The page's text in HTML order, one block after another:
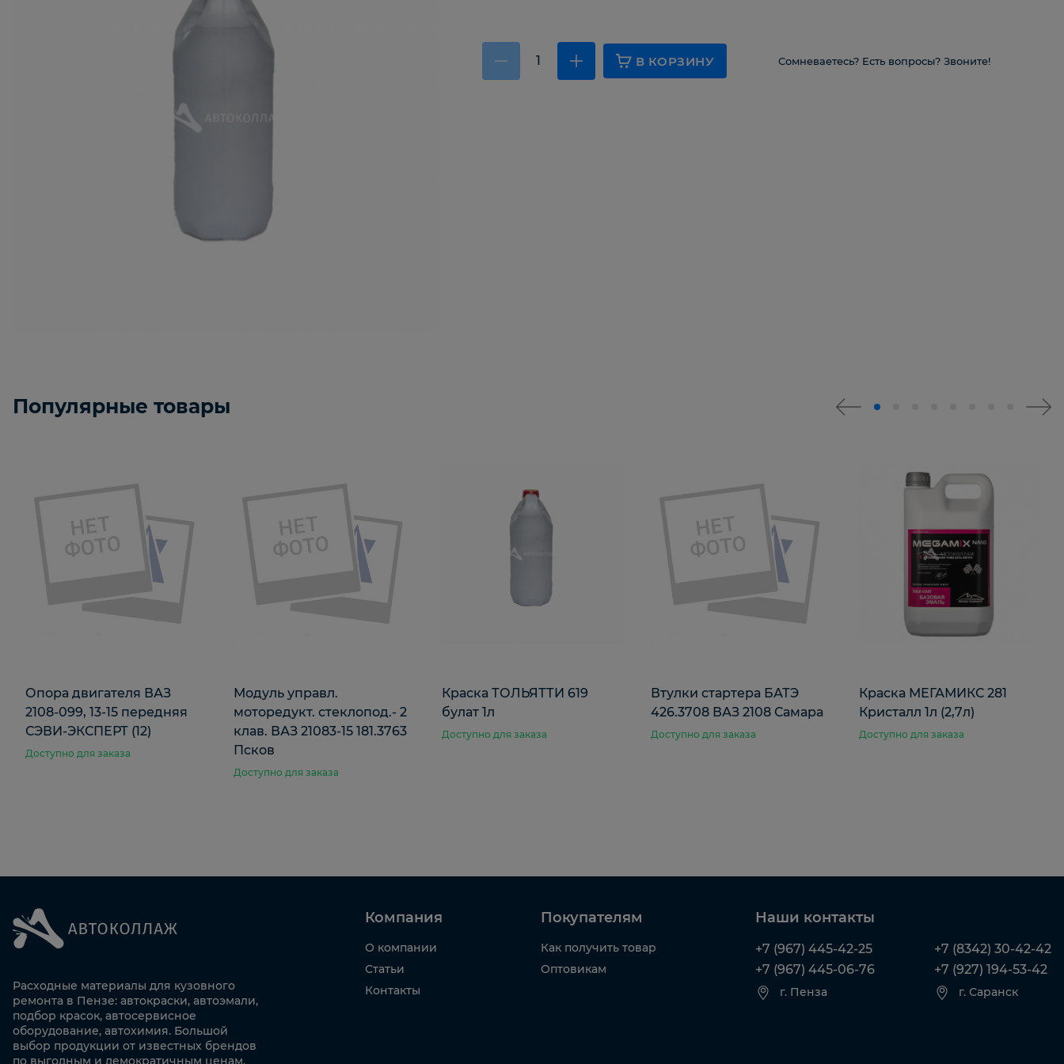
В КОРЗИНУ Сомневаетесь? Есть вопросы? Звоните!
Популярные товары
Опора двигателя ВАЗ
2108-099, 13-15 передняя
СЭВИ-ЭКСПЕРТ (12)
Доступно для заказа
Модуль управл.
моторедукт. стеклопод.- 2
клав. ВАЗ 21083-15 181.3763
Псков
Доступно для заказа
Краска ТОЛЬЯТТИ 619
булат 1л
Доступно для заказа
Втулки стартера БАТЭ
426.3708 ВАЗ 2108 Самара
Доступно для заказа
Краска МЕГАМИКС 281
Кристалл 1л (2,7л)
Доступно для заказа
Расходные материалы для кузовного
ремонта в Пензе: автокраски, автоэмали,
подбор красок, автосервисное
оборудование, автохимия. Большой
выбор продукции от известных брендов
по выгодным и демократичным ценам.
Компания
О компании
Статьи
Контакты
Покупателям
Как получить товар
Оптовикам
Наши контакты
+7 (967) 445-42-25
+7 (967) 445-06-76
г. Пенза
+7 (8342) 30-42-42
+7 (927) 194-53-42
г. Саранск